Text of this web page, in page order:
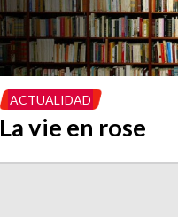
ACTUALIDAD
La vie en rose